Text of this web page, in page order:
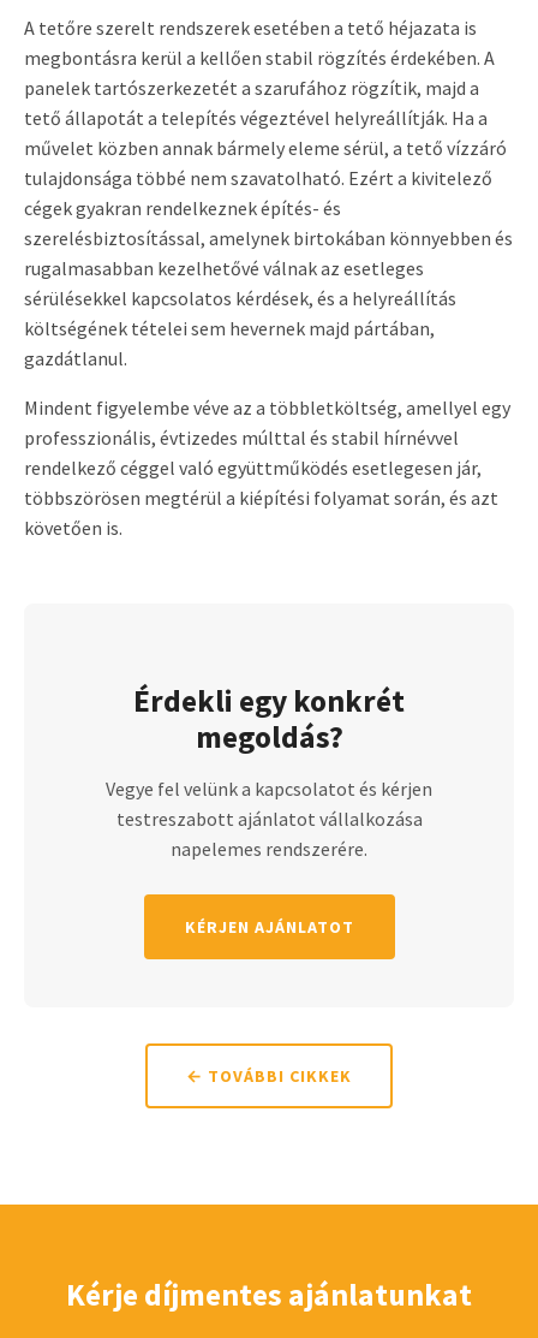
A tetőre szerelt rendszerek esetében a tető héjazata is
megbontásra kerül a kellően stabil rögzítés érdekében. A
panelek tartószerkezetét a szarufához rögzítik, majd a
tető állapotát a telepítés végeztével helyreállítják. Ha a
művelet közben annak bármely eleme sérül, a tető vízzáró
tulajdonsága többé nem szavatolható. Ezért a kivitelező
cégek gyakran rendelkeznek építés- és
szerelésbiztosítással, amelynek birtokában könnyebben és
rugalmasabban kezelhetővé válnak az esetleges
sérülésekkel kapcsolatos kérdések, és a helyreállítás
költségének tételei sem hevernek majd pártában,
gazdátlanul.
Mindent figyelembe véve az a többletköltség, amellyel egy
professzionális, évtizedes múlttal és stabil hírnévvel
rendelkező céggel való együttműködés esetlegesen jár,
többszörösen megtérül a kiépítési folyamat során, és azt
követően is.
Érdekli egy konkrét
megoldás?
Vegye fel velünk a kapcsolatot és kérjen
testreszabott ajánlatot vállalkozása
napelemes rendszerére.
KÉRJEN AJÁNLATOT
← TOVÁBBI CIKKEK
Kérje díjmentes ajánlatunkat